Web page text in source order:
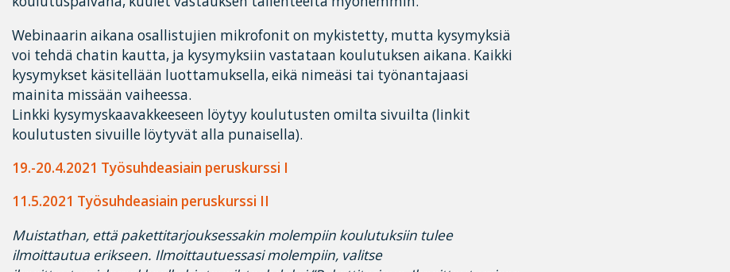
Webinaarin aikana osallistujien mikrofonit on mykistetty, mutta kysymyksiä
voi tehdä chatin kautta, ja kysymyksiin vastataan koulutuksen aikana. Kaikki
kysymykset käsitellään luottamuksella, eikä nimeäsi tai työnantajaasi
mainita missään vaiheessa.
Linkki kysymyskaavakkeeseen löytyy koulutusten omilta sivuilta (linkit
koulutusten sivuille löytyvät alla punaisella).
19.-20.4.2021 Työsuhdeasiain peruskurssi I
11.5.2021 Työsuhdeasiain peruskurssi II
Muistathan, että pakettitarjouksessakin molempiin koulutuksiin tulee
ilmoittautua erikseen. Ilmoittautuessasi molempiin, valitse